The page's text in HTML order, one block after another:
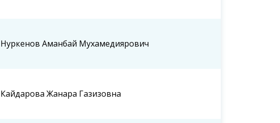
Нуркенов Аманбай Мухамедиярович
Кайдарова Жанара Газизовна